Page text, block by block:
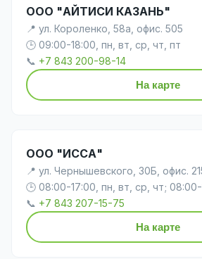
ООО "АЙТИСИ КАЗАНЬ"
📍 ул. Короленко, 58а, офис. 505
🕒 09:00-18:00, пн, вт, ср, чт, пт
📞 +7 843 200-98-14
На карте
ООО "ИССА"
📍 ул. Чернышевского, 30Б, офис.
🕒 08:00-17:00, пн, вт, ср, чт;
📞 +7 843 207-15-75
На карте